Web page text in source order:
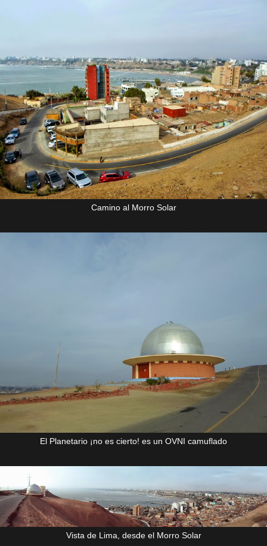
Camino al Morro Solar
El Planetario ¡no es cierto! es un OVNI camuflado
Vista de Lima, desde el Morro Solar